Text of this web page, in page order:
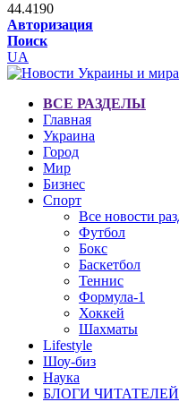
44.4190
Авторизация
Поиск
UA
ВСЕ РАЗДЕЛЫ
Главная
Украина
Город
Мир
Бизнес
Спорт
Все новости
Футбол
Бокс
Баскетбол
Теннис
Формула-1
Хоккей
Шахматы
Lifestyle
Шоу-биз
Наука
БЛОГИ ЧИТАТЕЛЕЙ